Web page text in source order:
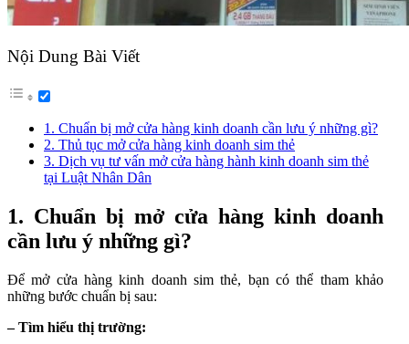
Nội Dung Bài Viết
1. Chuẩn bị mở cửa hàng kinh doanh cần lưu ý những gì?
2. Thủ tục mở cửa hàng kinh doanh sim thẻ
3. Dịch vụ tư vấn mở cửa hàng hành kinh doanh sim thẻ
tại Luật Nhân Dân
1. Chuẩn bị mở cửa hàng kinh doanh
cần lưu ý những gì?
Để mở cửa hàng kinh doanh sim thẻ, bạn có thể tham khảo
những bước chuẩn bị sau:
– Tìm hiểu thị trường: